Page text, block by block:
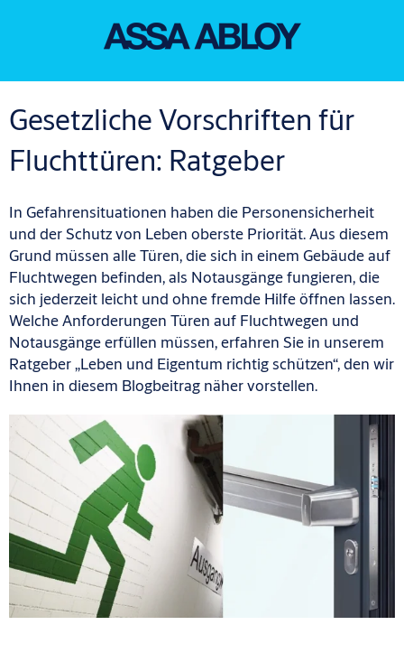
Gesetzliche Vorschriften für
Fluchttüren: Ratgeber
In Gefahrensituationen haben die Personensicherheit
und der Schutz von Leben oberste Priorität. Aus diesem
Grund müssen alle Türen, die sich in einem Gebäude auf
Fluchtwegen befinden, als Notausgänge fungieren, die
sich jederzeit leicht und ohne fremde Hilfe öffnen lassen.
Welche Anforderungen Türen auf Fluchtwegen und
Notausgänge erfüllen müssen, erfahren Sie in unserem
Ratgeber „Leben und Eigentum richtig schützen“, den wir
Ihnen in diesem Blogbeitrag näher vorstellen.